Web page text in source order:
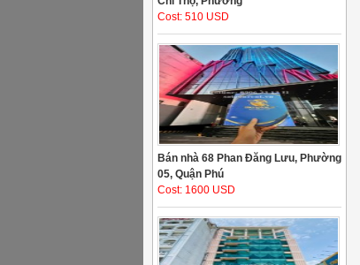
Cost: 510 USD
Bán nhà 68 Phan Đăng Lưu, Phường
05, Quận Phú
Cost: 1600 USD